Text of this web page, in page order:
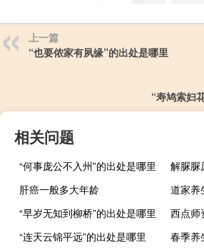
上一篇
“也要侬家有夙缘”的出处是哪里
“寿鸠索妇
相关问题
“何事庞公不入州”的出处是哪里
解脲脲
肝癌一般多大年龄
道家养
“早岁无知到柳桥”的出处是哪里
“连天云锦平远”的出处是哪里
春季养